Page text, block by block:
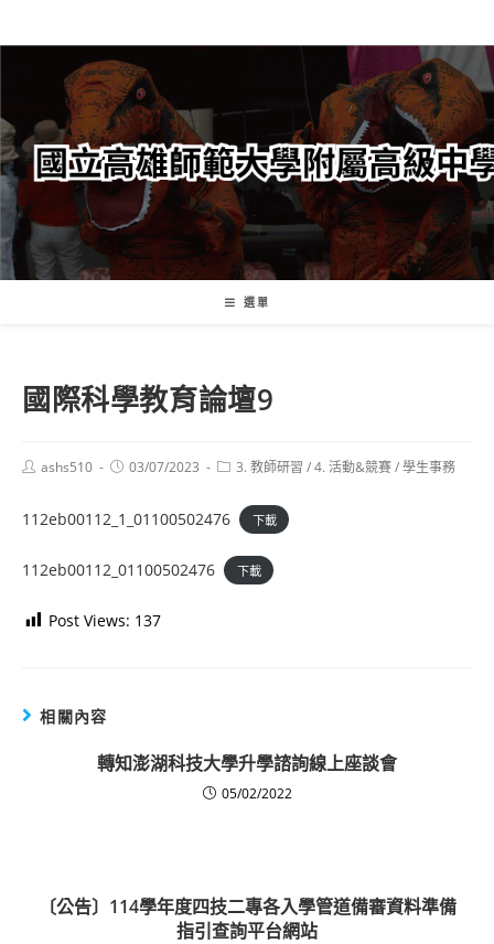
轉
要
內
容
選單
國際科學教育論壇9
Postashs510
Post03/07/2023
Post3. 教師研習 /4. 活動&競賽/學生事務
112eb00112_1_01100502476 下載
112eb00112_01100502476 下載
Post Views: 137
相關內容
轉知澎湖科技大學升學諮詢線上座談會
05/02/2022
〔公告〕114學年度四技二專各入學管道備審資料準備
指引查詢平台網站